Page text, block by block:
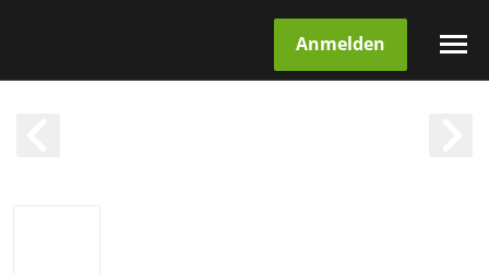
Anmelden